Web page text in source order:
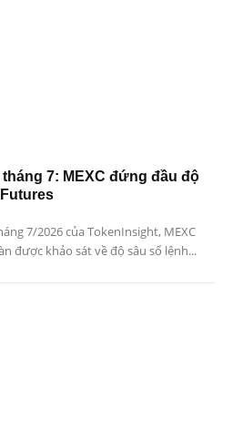
7: MEXC đứng đầu độ
7/2026 của TokenInsight, MEXC
được khảo sát về độ sâu sổ lệnh...